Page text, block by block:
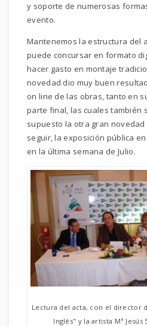
y soporte de numerosas
evento.
Mantenemos la estructura del
puede concursar en formato
hacer gasto en montaje
novedad dio muy buen
on line de las obras, tanto en
parte final, las cuales también
supuesto la otra gran
seguir, la exposición pública
en la última semana de Julio.
Lectura del acta, con el director
Inglés" y la artista Mª Jesús